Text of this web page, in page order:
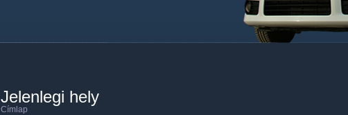
Jelenlegi hely
Címlap